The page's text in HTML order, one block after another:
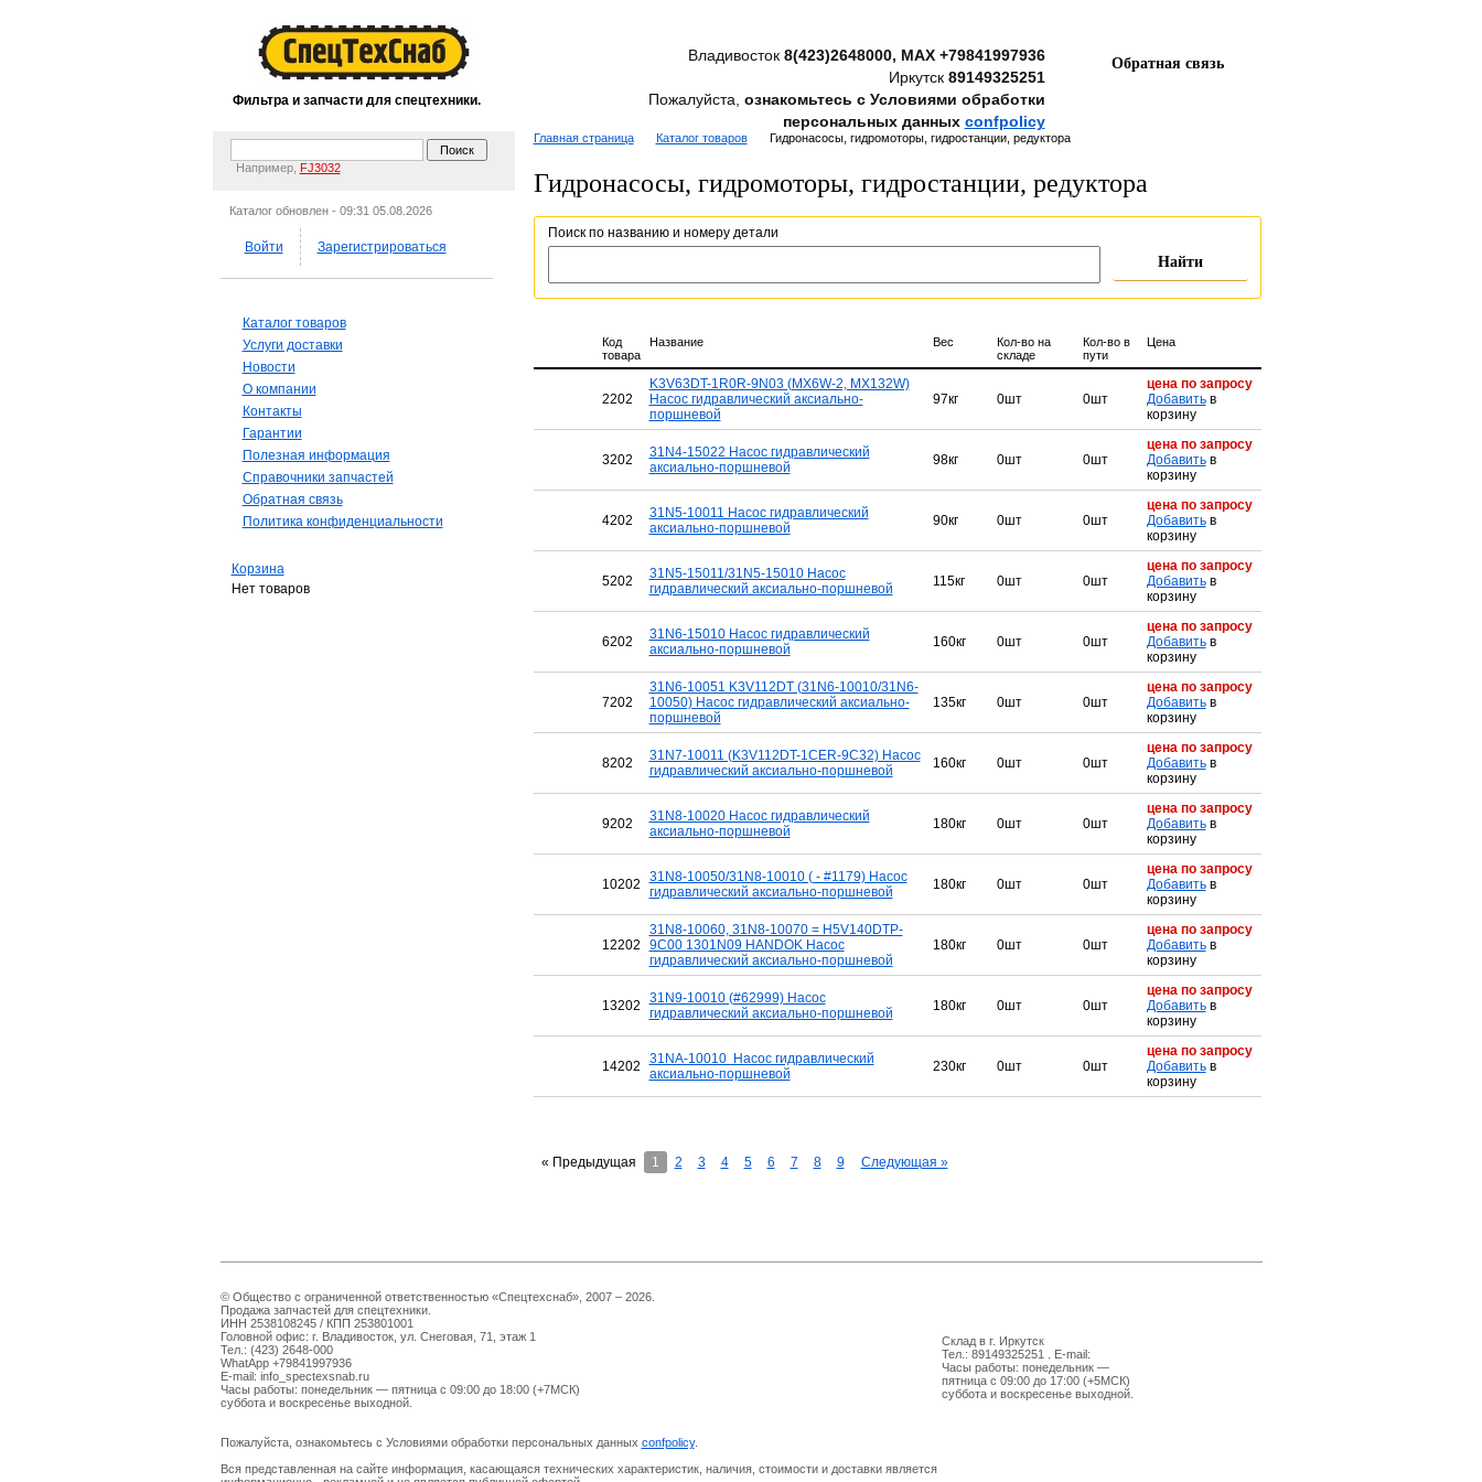
Обратная связь
Владивосток 8(423)2648000, MAX +79841997936
Иркутск 89149325251
Пожалуйста, ознакомьтесь с Условиями обработки
персональных данных confpolicy
Фильтра и запчасти для спецтехники.
Например, FJ3032
Каталог обновлен - 09:31 05.08.2026
Войти Зарегистрироваться
Каталог товаров
Услуги доставки
Новости
О компании
Контакты
Гарантии
Полезная информация
Справочники запчастей
Обратная связь
Политика конфиденциальности
Корзина
Нет товаров
Главная страница Каталог товаров Гидронасосы, гидромоторы, гидростанции, редуктора
Гидронасосы, гидромоторы, гидростанции, редуктора
Поиск по названию и номеру детали
Код
товара
Название Вес
Кол-во на
складе
Кол-во в
пути
Цена
2202
K3V63DT-1R0R-9N03 (MX6W-2, MX132W)
Насос гидравлический аксиально-
поршневой
97кг 0шт 0шт
цена по запросу
Добавитьв
корзину
3202
31N4-15022 Насос гидравлический
аксиально-поршневой
98кг 0шт 0шт
цена по запросу
Добавитьв
корзину
4202
31N5-10011 Насос гидравлический
аксиально-поршневой
90кг 0шт 0шт
цена по запросу
Добавитьв
корзину
5202
31N5-15011/31N5-15010 Насос
гидравлический аксиально-поршневой
115кг 0шт 0шт
цена по запросу
Добавитьв
корзину
6202
31N6-15010 Насос гидравлический
аксиально-поршневой
160кг 0шт 0шт
цена по запросу
Добавитьв
корзину
7202
31N6-10051 K3V112DT (31N6-10010/31N6-
10050) Насос гидравлический аксиально-
поршневой
135кг 0шт 0шт
цена по запросу
Добавитьв
корзину
8202
31N7-10011 (K3V112DT-1CER-9C32) Насос
гидравлический аксиально-поршневой
160кг 0шт 0шт
цена по запросу
Добавитьв
корзину
9202
31N8-10020 Насос гидравлический
аксиально-поршневой
180кг 0шт 0шт
цена по запросу
Добавитьв
корзину
10202
31N8-10050/31N8-10010 ( - #1179) Насос
гидравлический аксиально-поршневой
180кг 0шт 0шт
цена по запросу
Добавитьв
корзину
12202
31N8-10060, 31N8-10070 = H5V140DTP-
9C00 1301N09 HANDOK Насос
гидравлический аксиально-поршневой
180кг 0шт 0шт
цена по запросу
Добавитьв
корзину
13202
31N9-10010 (#62999) Насос
гидравлический аксиально-поршневой
180кг 0шт 0шт
цена по запросу
Добавитьв
корзину
14202
31NA-10010 Насос гидравлический
аксиально-поршневой
230кг 0шт 0шт
цена по запросу
Добавитьв
корзину
« Предыдущая 1 2 3 4 5 6 7 8 9 Следующая »
© Общество с ограниченной ответственностью «Спецтехснаб», 2007 – 2026.
Продажа запчастей для спецтехники.
ИНН 2538108245 / КПП 253801001
Головной офис: г. Владивосток, ул. Снеговая, 71, этаж 1
Тел.: (423) 2648-000
WhatApp +79841997936
E-mail: info_spectexsnab.ru
Часы работы: понедельник — пятница с 09:00 до 18:00 (+7МСК)
суббота и воскресенье выходной.
Пожалуйста, ознакомьтесь с Условиями обработки персональных данных confpolicy.
Вся представленная на сайте информация, касающаяся технических характеристик, наличия, стоимости и доставки является
Склад в г. Иркутск
Тел.: 89149325251 . E-mail:
Часы работы: понедельник —
пятница с 09:00 до 17:00 (+5МСК)
суббота и воскресенье выходной.